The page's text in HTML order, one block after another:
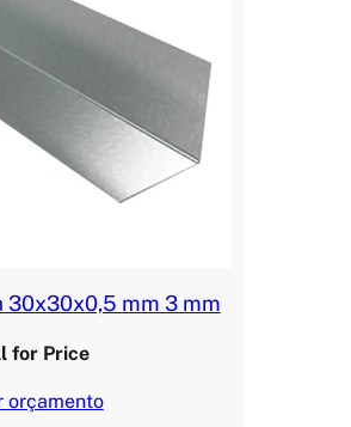
30x30x0,5 mm 3 mm
for Price
orçamento